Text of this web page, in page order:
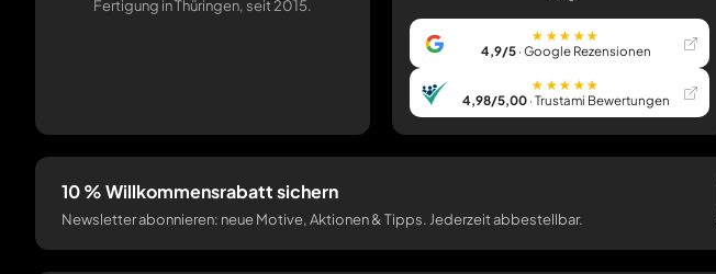
Fertigung in Thüringen, seit 2015.
★★★★★
4,9/5 · Google Rezensionen
★★★★★
4,98/5,00 · Trustami Bewertungen
10 % Willkommensrabatt sichern
Newsletter abonnieren: neue Motive, Aktionen & Tipps. Jederzeit abbestellbar.